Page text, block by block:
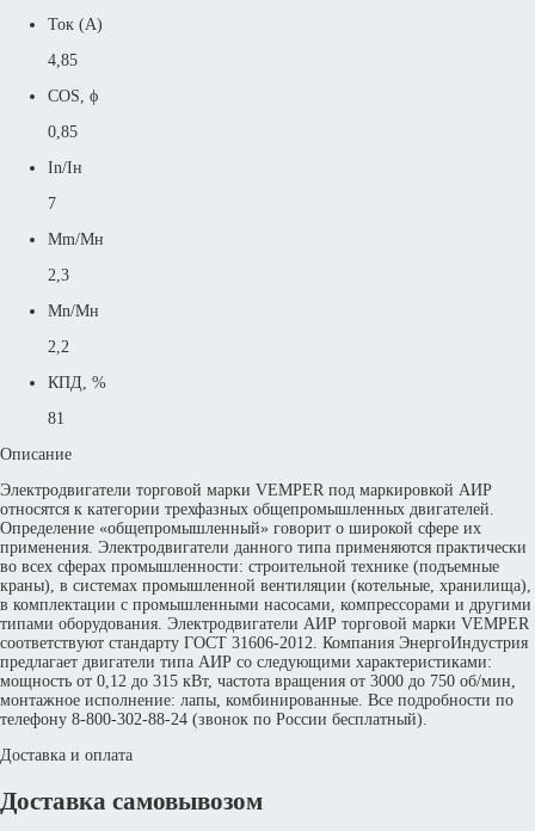
Ток (А)
4,85
COS, ϕ
0,85
In/Iн
7
Mm/Mн
2,3
Mn/Mн
2,2
КПД, %
81
Описание
Электродвигатели торговой марки VEMPER под маркировкой АИР
относятся к категории трехфазных общепромышленных двигателей.
Определение «общепромышленный» говорит о широкой сфере их
применения. Электродвигатели данного типа применяются практически
во всех сферах промышленности: строительной технике (подъемные
краны), в системах промышленной вентиляции (котельные, хранилища),
в комплектации с промышленными насосами, компрессорами и другими
типами оборудования. Электродвигатели АИР торговой марки VEMPER
соответствуют стандарту ГОСТ 31606-2012. Компания ЭнергоИндустрия
предлагает двигатели типа АИР со следующими характеристиками:
мощность от 0,12 до 315 кВт, частота вращения от 3000 до 750 об/мин,
монтажное исполнение: лапы, комбинированные. Все подробности по
телефону 8-800-302-88-24 (звонок по России бесплатный).
Доставка и оплата
Доставка самовывозом